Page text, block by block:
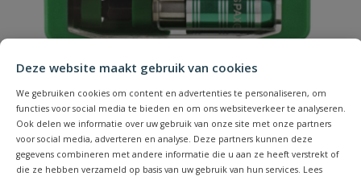
Deze website maakt gebruik van cookies
We gebruiken cookies om content en advertenties te personaliseren, om
functies voor social media te bieden en om ons websiteverkeer te analyseren.
Ook delen we informatie over uw gebruik van onze site met onze partners
voor social media, adverteren en analyse. Deze partners kunnen deze
gegevens combineren met andere informatie die u aan ze heeft verstrekt of
die ze hebben verzameld op basis van uw gebruik van hun services. Lees
bolkop
Lengte 50 mm
Materiaal RVS A2
Merknaam Spax
Beoordeling
Beoordeling versturen
Spax Bitbox T-STAR plus
6 Bitjes + Bithouder